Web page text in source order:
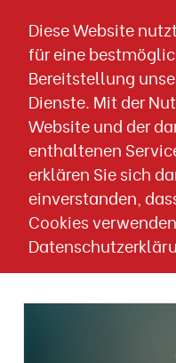
Diese Website
für eine
Bereitstellung
Dienste. Mit der
Website und der
enthaltenen
erklären Sie sich
einverstanden,
Cookies
Geballtes
Kampagnen